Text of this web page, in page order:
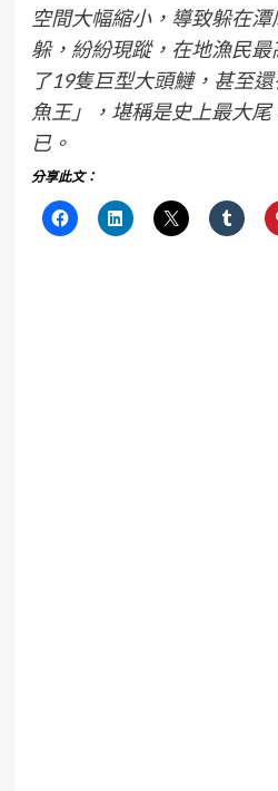
空間大幅縮小，導致躲在
躲，紛紛現蹤，在地漁民
了19隻巨型大頭鰱，甚至
魚王」，堪稱是史上最大
已。
分享此文：